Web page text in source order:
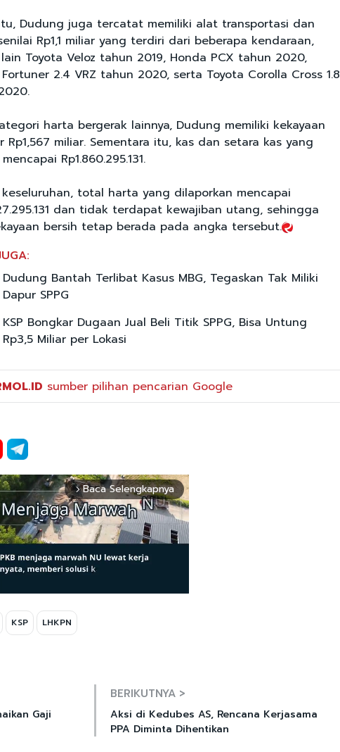
Dudung juga tercatat memiliki alat transportasi dan
Rp1,1 miliar yang terdiri dari beberapa kendaraan,
Toyota Veloz tahun 2019, Honda PCX tahun 2020,
2.4 VRZ tahun 2020, serta Toyota Corolla Cross 1.8
harta bergerak lainnya, Dudung memiliki kekayaan
Rp1,567 miliar. Sementara itu, kas dan setara kas yang
Rp1.860.295.131.
keseluruhan, total harta yang dilaporkan mencapai
dan tidak terdapat kewajiban utang, sehingga
bersih tetap berada pada angka tersebut.
Dudung Bantah Terlibat Kasus MBG, Tegaskan Tak Miliki
Dapur SPPG
KSP Bongkar Dugaan Jual Beli Titik SPPG, Bisa Untung
Rp3,5 Miliar per Lokasi
sumber pilihan pencarian Google
arrow_forward_ios Baca Selengkapnya
KSP LHKPN
Gaji
BERIKUTNYA >
Aksi di Kedubes AS, Rencana Kerjasama
PPA Diminta Dihentikan